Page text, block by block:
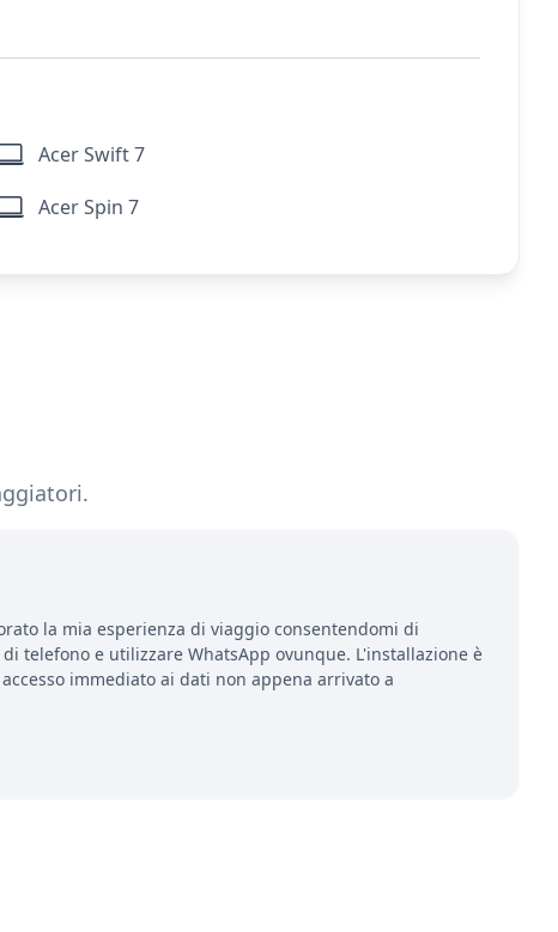
Acer Swift 7
Acer Spin 7
la mia esperienza di viaggio consentendomi di
telefono e utilizzare WhatsApp ovunque. L'installazione è
immediato ai dati non appena arrivato a